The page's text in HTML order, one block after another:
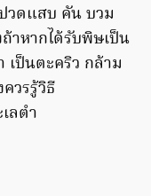
วดแสบ คัน บวม
าหากได้รับพิษเป็น
เป็นตะคริว กล้าม
วรรู้วิธี
ลตำ